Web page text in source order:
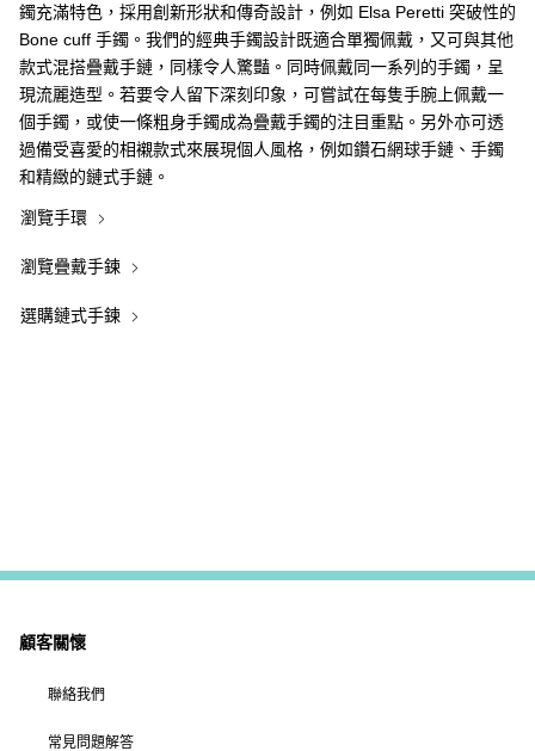
鐲充滿特色，採用創新形狀和傳奇設計，例如 Elsa Peretti 突破性的
Bone cuff 手鐲。我們的經典手鐲設計既適合單獨佩戴，又可與其他
款式混搭疊戴手鏈，同樣令人驚豔。同時佩戴同一系列的手鐲，呈
現流麗造型。若要令人留下深刻印象，可嘗試在每隻手腕上佩戴一
個手鐲，或使一條粗身手鐲成為疊戴手鐲的注目重點。另外亦可透
過備受喜愛的相襯款式來展現個人風格，例如鑽石網球手鏈、手鐲
和精緻的鏈式手鏈。
瀏覽手環
瀏覽疊戴手鍊
選購鏈式手鍊
顧客關懷
聯絡我們
常見問題解答